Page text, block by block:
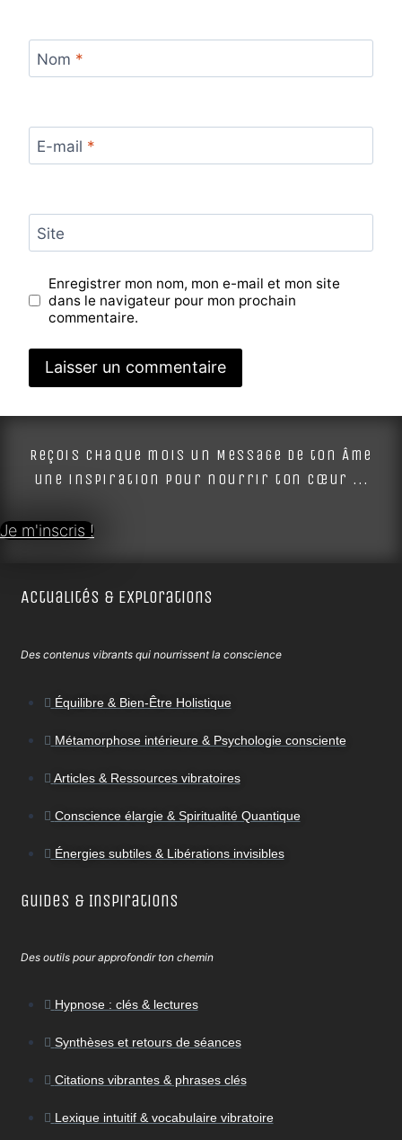
Nom *
E-mail *
Site
Enregistrer mon nom, mon e-mail et mon site
dans le navigateur pour mon prochain
commentaire.
Alternative:
Reçois chaque mois un Message de ton Âme
une inspiration pour nourrir ton cœur ...
Je m'inscris !
Actualités & Explorations
Des contenus vibrants qui nourrissent la conscience
Équilibre & Bien-Être Holistique
Métamorphose intérieure & Psychologie consciente
Articles & Ressources vibratoires
Conscience élargie & Spiritualité Quantique
Énergies subtiles & Libérations invisibles
Guides & Inspirations
Des outils pour approfondir ton chemin
Hypnose : clés & lectures
Synthèses et retours de séances
Citations vibrantes & phrases clés
Lexique intuitif & vocabulaire vibratoire